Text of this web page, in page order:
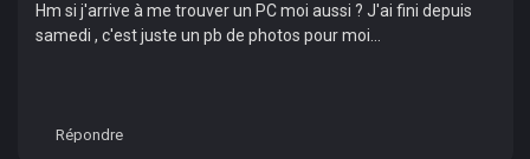
Hm si j'arrive à me trouver un PC moi aussi ? J'ai fini depuis
samedi , c'est juste un pb de photos pour moi...
Répondre